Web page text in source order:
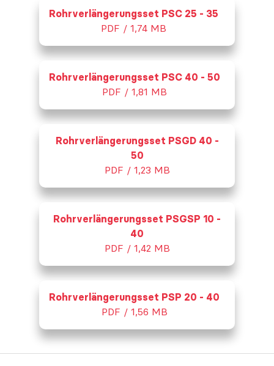
Rohrverlängerungsset PSC 25 - 35
PDF / 1,74 MB
Rohrverlängerungsset PSC 40 - 50
PDF / 1,81 MB
Rohrverlängerungsset PSGD 40 -
50
PDF / 1,23 MB
Rohrverlängerungsset PSGSP 10 -
40
PDF / 1,42 MB
Rohrverlängerungsset PSP 20 - 40
PDF / 1,56 MB